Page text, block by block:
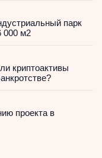
парк
000 м2
криптоактивы
проекта в